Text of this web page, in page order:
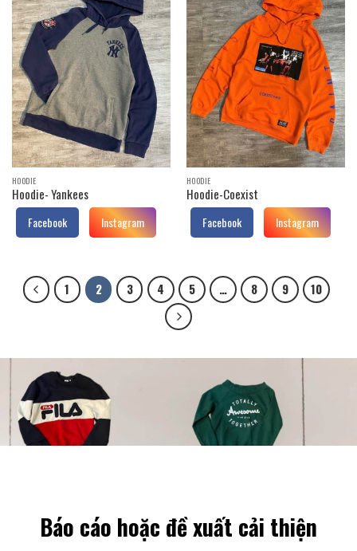
HOODIE
Hoodie- Yankees
Facebook Instagram
HOODIE
Hoodie-Coexist
Facebook Instagram
1 2 3 4 5 … 8 9 10
Báo cáo hoặc đề xuất cải thiện